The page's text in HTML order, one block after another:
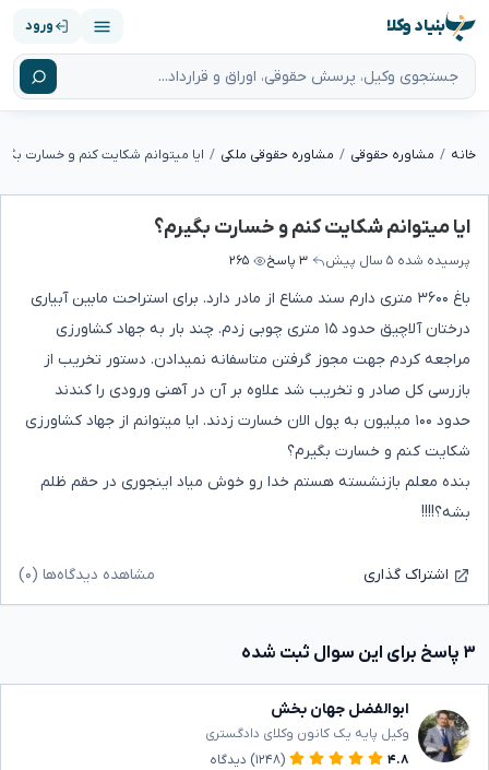
بنیاد وکلا ورود
خانه مشاوره حقوقی مشاوره حقوقی ملکی ایا میتوانم شکایت کنم و خسارت
ایا میتوانم شکایت کنم و خسارت بگیرم؟
پرسیده شده ۵ سال پیش ۳ پاسخ ۲۶۵
باغ ۳۶۰۰ متری دارم سند مشاع از مادر دارد. برای استراحت مابین آبیاری
درختان آلاچیق حدود ۱۵ متری چوبی زدم. چند بار به جهاد کشاورزی
مراجعه کردم جهت مجوز گرفتن متاسفانه نمیدادن. دستور تخریب از
بازرسی کل صادر و تخریب شد علاوه بر آن در آهنی ورودی را کندند
حدود ۱۰۰ میلیون به پول الان خسارت زدند. ایا میتوانم از جهاد کشاورزی
شکایت کنم و خسارت بگیرم؟
بنده معلم بازنشسته هستم خدا رو خوش میاد اینجوری در حقم ظلم
بشه؟!!!!
اشتراک گذاری مشاهده دیدگاه‌ها (۰)
۳ پاسخ برای این سوال ثبت شده
ابوالفضل جهان بخش
وکیل پایه یک کانون وکلای دادگستری
۴.۸
(۱۲۴۸) دیدگاه